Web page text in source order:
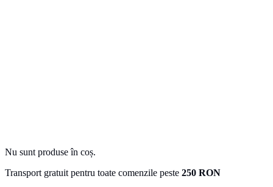
Nu sunt produse în coș.
Transport gratuit pentru toate comenzile peste 250 RON